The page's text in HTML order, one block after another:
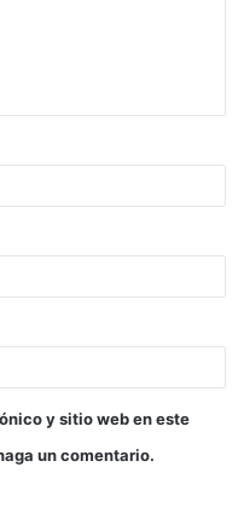
y sitio web en este
un comentario.